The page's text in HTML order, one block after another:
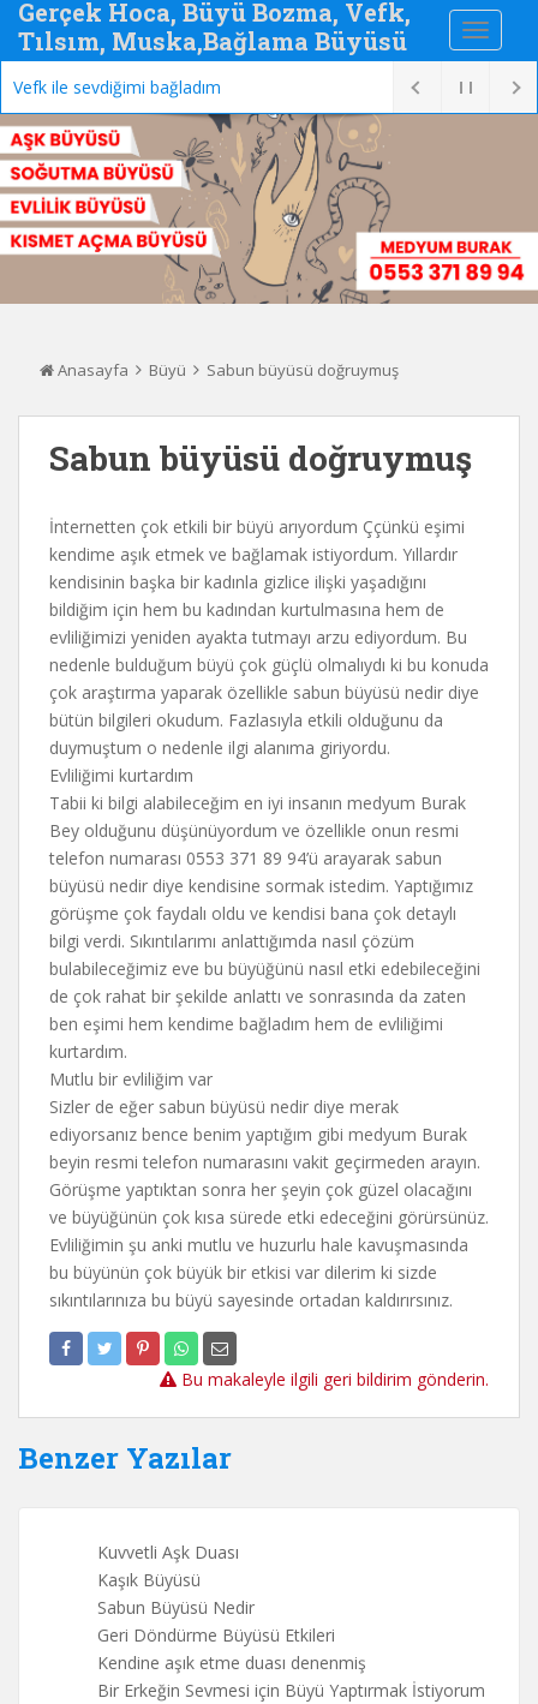
Gerçek Hoca, Büyü Bozma, Vefk,
Tılsım, Muska,Bağlama Büyüsü
Vefk ile sevdiğimi bağladım
Anasayfa Büyü Sabun büyüsü doğruymuş
Sabun büyüsü doğruymuş
İnternetten çok etkili bir büyü arıyordum Ççünkü eşimi
kendime aşık etmek ve bağlamak istiyordum. Yıllardır
kendisinin başka bir kadınla gizlice ilişki yaşadığını
bildiğim için hem bu kadından kurtulmasına hem de
evliliğimizi yeniden ayakta tutmayı arzu ediyordum. Bu
nedenle bulduğum büyü çok güçlü olmalıydı ki bu konuda
çok araştırma yaparak özellikle sabun büyüsü nedir diye
bütün bilgileri okudum. Fazlasıyla etkili olduğunu da
duymuştum o nedenle ilgi alanıma giriyordu.
Evliliğimi kurtardım
Tabii ki bilgi alabileceğim en iyi insanın medyum Burak
Bey olduğunu düşünüyordum ve özellikle onun resmi
telefon numarası 0553 371 89 94’ü arayarak sabun
büyüsü nedir diye kendisine sormak istedim. Yaptığımız
görüşme çok faydalı oldu ve kendisi bana çok detaylı
bilgi verdi. Sıkıntılarımı anlattığımda nasıl çözüm
bulabileceğimiz eve bu büyüğünü nasıl etki edebileceğini
de çok rahat bir şekilde anlattı ve sonrasında da zaten
ben eşimi hem kendime bağladım hem de evliliğimi
kurtardım.
Mutlu bir evliliğim var
Sizler de eğer sabun büyüsü nedir diye merak
ediyorsanız bence benim yaptığım gibi medyum Burak
beyin resmi telefon numarasını vakit geçirmeden arayın.
Görüşme yaptıktan sonra her şeyin çok güzel olacağını
ve büyüğünün çok kısa sürede etki edeceğini görürsünüz.
Evliliğimin şu anki mutlu ve huzurlu hale kavuşmasında
bu büyünün çok büyük bir etkisi var dilerim ki sizde
sıkıntılarınıza bu büyü sayesinde ortadan kaldırırsınız.
Bu makaleyle ilgili geri bildirim gönderin.
Benzer Yazılar
Kuvvetli Aşk Duası
Kaşık Büyüsü
Sabun Büyüsü Nedir
Geri Döndürme Büyüsü Etkileri
Kendine aşık etme duası denenmiş
Bir Erkeğin Sevmesi için Büyü Yaptırmak İstiyorum